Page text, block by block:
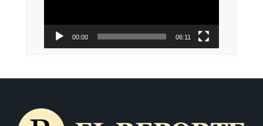
00:00 06:11